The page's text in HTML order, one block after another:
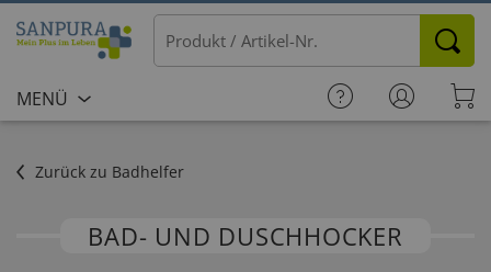
MENÜ
Zurück zu Badhelfer
BAD- UND DUSCHHOCKER